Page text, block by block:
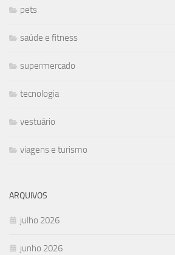
pets
saúde e fitness
supermercado
tecnologia
vestuário
viagens e turismo
ARQUIVOS
julho 2026
junho 2026